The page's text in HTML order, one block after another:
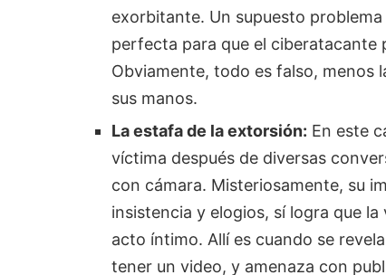
exorbitante. Un supuesto
perfecta para que el ciberatacante
Obviamente, todo es falso, menos
sus manos.
La estafa de la extorsión: En este
víctima después de diversas
con cámara. Misteriosamente, su
insistencia y elogios, sí logra que
acto íntimo. Allí es cuando se
tener un video, y amenaza con